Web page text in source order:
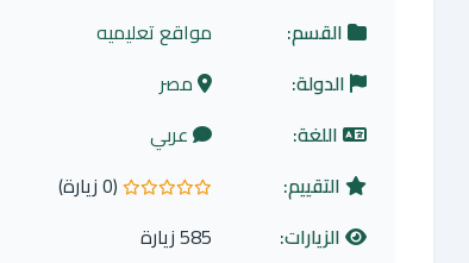
القسم:
مواقع تعليميه
الدولة:
مصر
اللغة:
عربي
التقييم:
0.0 من 5 نجوم
(0 زيارة)
الزيارات:
585 زيارة